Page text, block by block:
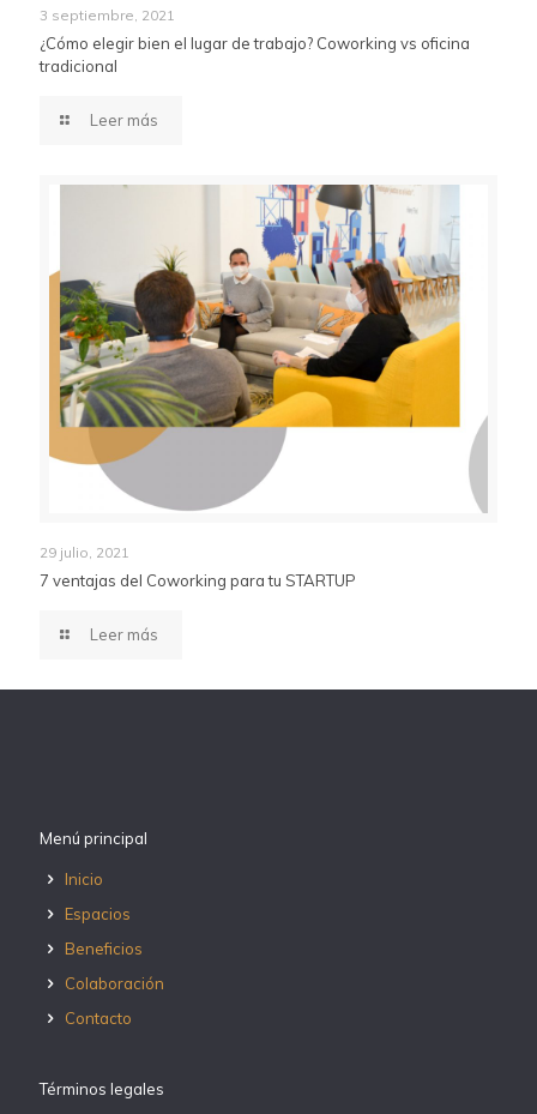
3 septiembre, 2021
¿Cómo elegir bien el lugar de trabajo? Coworking vs oficina
tradicional
Leer más
29 julio, 2021
7 ventajas del Coworking para tu STARTUP
Leer más
Menú principal
Inicio
Espacios
Beneficios
Colaboración
Contacto
Términos legales